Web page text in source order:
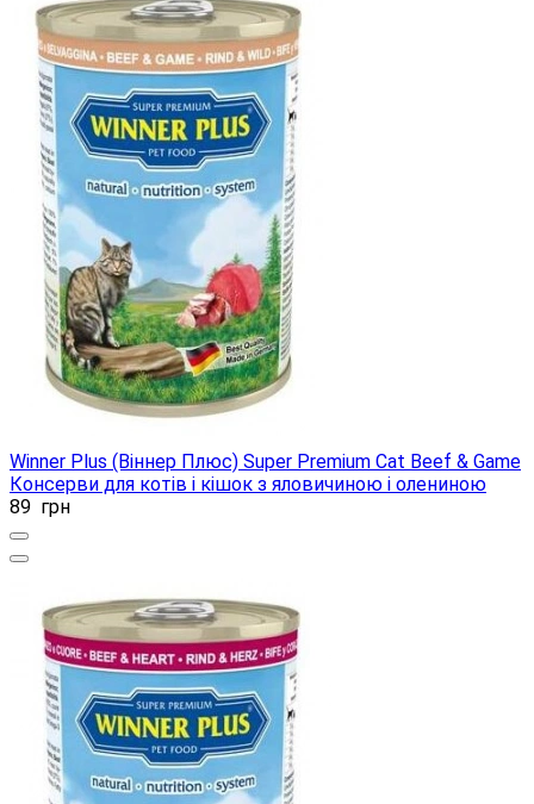
Winner Plus (Віннер Плюс) Super Premium Cat Beef & Game
Консерви для котів і кішок з яловичиною і олениною
89 грн